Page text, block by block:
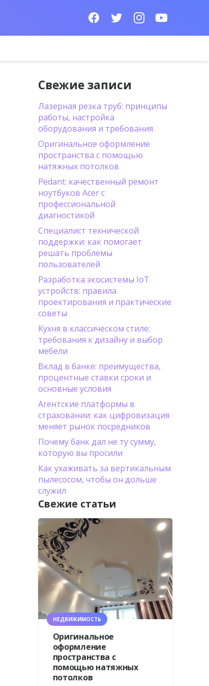
Свежие записи
Лазерная резка труб: принципы
работы, настройка
оборудования и требования
Оригинальное оформление
пространства с помощью
натяжных потолков
Pedant: качественный ремонт
ноутбуков Acer с
профессиональной
диагностикой
Специалист технической
поддержки: как помогает
решать проблемы
пользователей
Разработка экосистемы IoT
устройств: правила
проектирования и практические
советы
Кухня в классическом стиле:
требования к дизайну и выбор
мебели
Вклад в банке: преимущества,
процентные ставки сроки и
основные условия
Агентские платформы в
страховании: как цифровизация
меняет рынок посредников
Почему банк дал не ту сумму,
которую вы просили
Как ухаживать за вертикальным
пылесосом, чтобы он дольше
служил
Свежие статьи
НЕДВИЖИМОСТЬ
Оригинальное
оформление
пространства с
помощью натяжных
потолков